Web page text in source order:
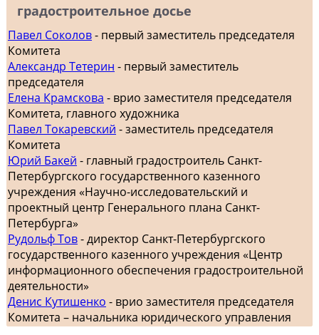
градостроительное досье
Павел Соколов- первый заместитель председателя
Комитета
Александр Тетерин - первый заместитель
председателя
Елена Крамскова - врио заместителя председателя
Комитета, главного художника
Павел Токаревский - заместитель председателя
Комитета
Юрий Бакей - главный градостроитель Санкт-
Петербургского государственного казенного
учреждения «Научно-исследовательский и
проектный центр Генерального плана Санкт-
Петербурга»
Рудольф Тов- директор Санкт-Петербургского
государственного казенного учреждения «Центр
информационного обеспечения градостроительной
деятельности»
Денис Кутишенко - врио заместителя председателя
Комитета – начальника юридического управления